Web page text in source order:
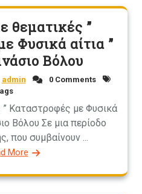
θεματικές ”
Φυσικά αίτια ”
Βόλου
admin
0 Comments
” Καταστροφές με Φυσικά
Βόλου Σε μια περίοδο
που συμβαίνουν ...
More